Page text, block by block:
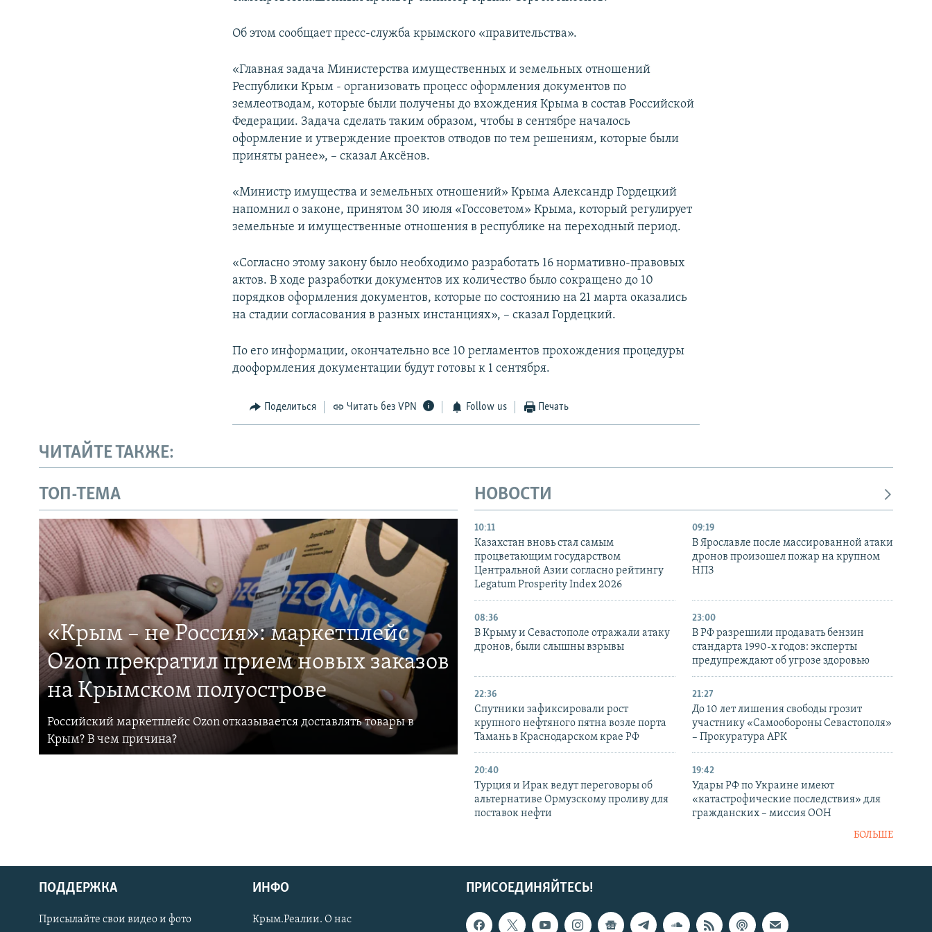
Українською
Об этом сообщает пресс-служба крымского «правительства».
«Главная задача Министерства имущественных и земельных отношений
Республики Крым - организовать процесс оформления документов по
землеотводам, которые были получены до вхождения Крыма в состав Российской
Федерации. Задача сделать таким образом, чтобы в сентябре началось
оформление и утверждение проектов отводов по тем решениям, которые были
приняты ранее», – сказал Аксёнов.
«Министр имущества и земельных отношений» Крыма Александр Гордецкий
напомнил о законе, принятом 30 июля «Госсоветом» Крыма, который регулирует
земельные и имущественные отношения в республике на переходный период.
«Согласно этому закону было необходимо разработать 16 нормативно-правовых
актов. В ходе разработки документов их количество было сокращено до 10
порядков оформления документов, которые по состоянию на 21 марта оказались
на стадии согласования в разных инстанциях», – сказал Гордецкий.
По его информации, окончательно все 10 регламентов прохождения процедуры
дооформления документации будут готовы к 1 сентября.
Поделиться Читать без VPN Follow us Печать
ЧИТАЙТЕ ТАКЖЕ:
ТОП-ТЕМА
«Крым – не Россия»: маркетплейс
Ozon прекратил прием новых заказов
на Крымском полуострове
Российский маркетплейс Ozon отказывается доставлять товары в
Крым? В чем причина?
НОВОСТИ
10:11
Казахстан вновь стал самым
процветающим государством
Центральной Азии согласно рейтингу
Legatum Prosperity Index 2026
09:19
В Ярославле после массированной атаки
дронов произошел пожар на крупном
НПЗ
08:36
В Крыму и Севастополе отражали атаку
дронов, были слышны взрывы
23:00
В РФ разрешили продавать бензин
стандарта 1990-х годов: эксперты
предупреждают об угрозе здоровью
22:36
Спутники зафиксировали рост
крупного нефтяного пятна возле порта
Тамань в Краснодарском крае РФ
21:27
До 10 лет лишения свободы грозит
участнику «Самообороны Севастополя»
– Прокуратура АРК
20:40
Турция и Ирак ведут переговоры об
альтернативе Ормузскому проливу для
поставок нефти
19:42
Удары РФ по Украине имеют
«катастрофические последствия» для
гражданских – миссия ООН
БОЛЬШЕ
ПРИСОЕДИНЯЙТЕСЬ!
ПОДДЕРЖКА
Присылайте свои видео и фото
ИНФО
Крым.Реалии. О нас